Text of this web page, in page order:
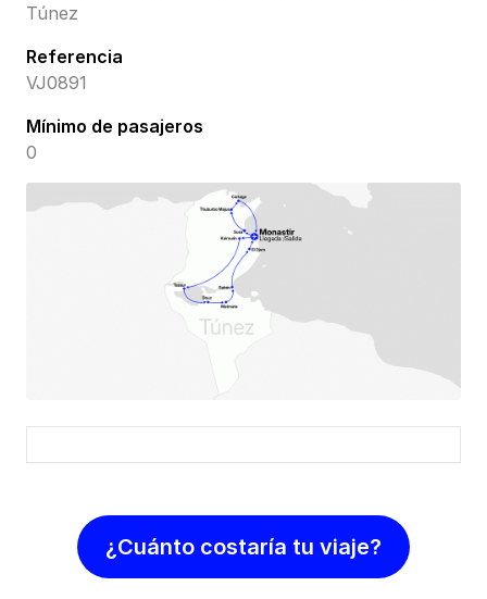
Túnez
Referencia
VJ0891
Mínimo de pasajeros
0
¿Cuánto costaría tu viaje?